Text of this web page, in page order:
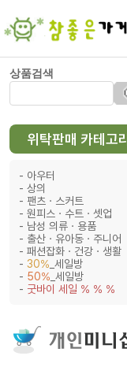
상품검색
위탁판매 카테고리
아우터
상의
팬츠ㆍ스커트
원피스ㆍ수트ㆍ셋업
남성 의류ㆍ용품
출산ㆍ유아동ㆍ주니어
패션잡화ㆍ건강ㆍ생활
30% _세일방
50% _세일방
굿바이 세일 % % %